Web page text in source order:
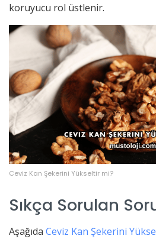
koruyucu rol üstlenir.
Ceviz Kan Şekerini Yükseltir mi?
Sıkça Sorulan
Aşağıda Ceviz Kan Şekerini